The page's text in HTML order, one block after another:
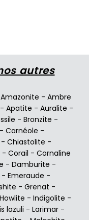
autres
Amazonite - Ambre
- Apatite - Auralite -
- Bronzite -
- Carnéole -
- Chiastolite -
- Corail - Cornaline
- Damburite -
- Emeraude -
- Grenat -
Howlite - Indigolite -
lazuli - Larimar -